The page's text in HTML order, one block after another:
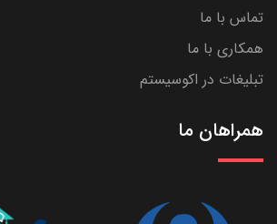
تماس با ما
همکاری با ما
تبلیغات در اکوسیستم
همراهان ما